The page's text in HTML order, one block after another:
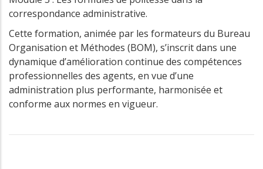
correspondance administrative.
Cette formation, animée par les formateurs du Bureau
Organisation et Méthodes (BOM), s’inscrit dans une
dynamique d’amélioration continue des compétences
professionnelles des agents, en vue d’une
administration plus performante, harmonisée et
conforme aux normes en vigueur.